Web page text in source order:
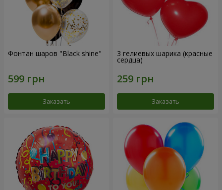
Фонтан шаров "Black shine"
Заказать
3 гелиевых шарика (красные
сердца)
Заказать